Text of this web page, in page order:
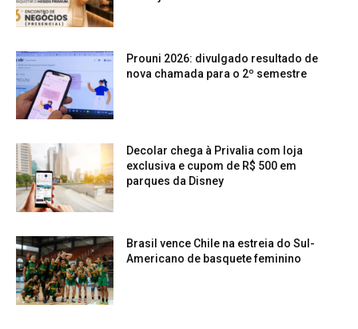
Prouni 2026: divulgado resultado de
nova chamada para o 2º semestre
Decolar chega à Privalia com loja
exclusiva e cupom de R$ 500 em
parques da Disney
Brasil vence Chile na estreia do Sul-
Americano de basquete feminino